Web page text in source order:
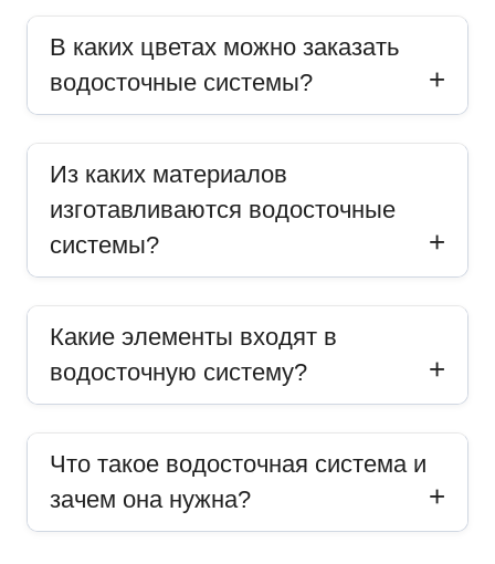
В каких цветах можно заказать
водосточные системы?
Из каких материалов
изготавливаются водосточные
системы?
Какие элементы входят в
водосточную систему?
Что такое водосточная система и
зачем она нужна?